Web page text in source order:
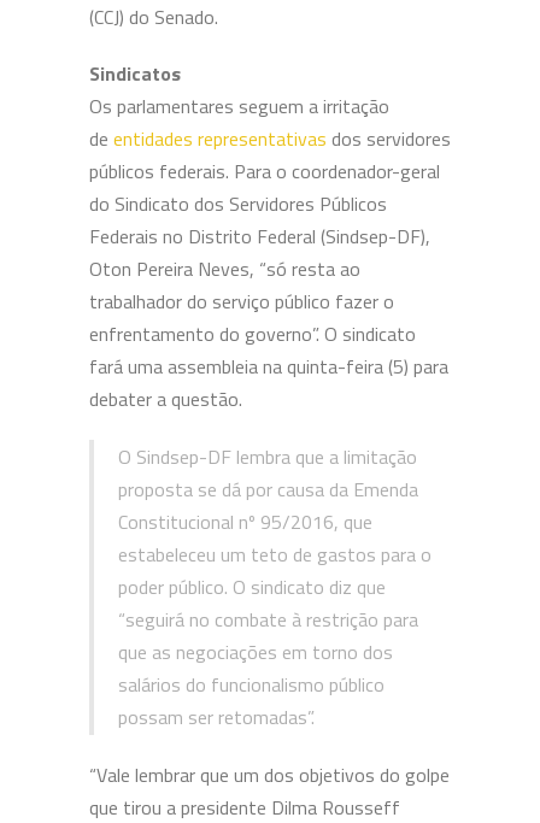
(CCJ) do Senado.
Sindicatos
Os parlamentares seguem a irritação
de entidades representativas dos servidores
públicos federais. Para o coordenador-geral
do Sindicato dos Servidores Públicos
Federais no Distrito Federal (Sindsep-DF),
Oton Pereira Neves, “só resta ao
trabalhador do serviço público fazer o
enfrentamento do governo”. O sindicato
fará uma assembleia na quinta-feira (5) para
debater a questão.
O Sindsep-DF lembra que a limitação
proposta se dá por causa da Emenda
Constitucional nº 95/2016, que
estabeleceu um teto de gastos para o
poder público. O sindicato diz que
“seguirá no combate à restrição para
que as negociações em torno dos
salários do funcionalismo público
possam ser retomadas”.
“Vale lembrar que um dos objetivos do golpe
que tirou a presidente Dilma Rousseff